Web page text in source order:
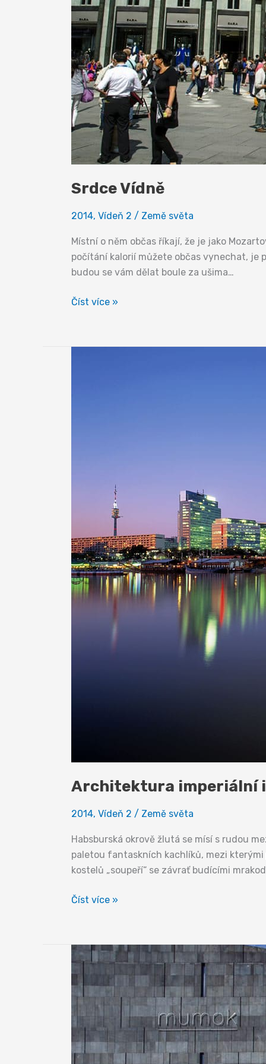
Srdce Vídně
2014, Vídeň 2 / Země světa
Místní o něm občas říkají, že je jako
počítání kalorií můžete občas vynechat, je
budou se vám dělat boule za ušima…
Srdce
Číst více »
Architektura imperiální
2014, Vídeň 2 / Země světa
Habsburská okrově žlutá se mísí s rudou
paletou fantaskních kachlíků, mezi
kostelů „soupeří“ se závrať budícími
Architektura
futuristická
Číst více »